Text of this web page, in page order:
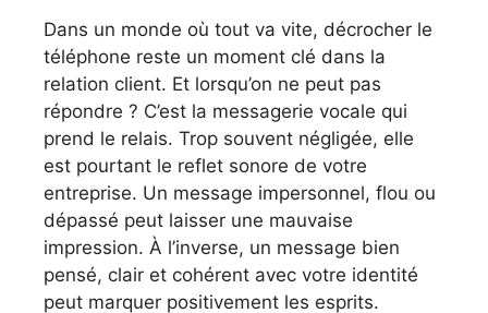
Dans un monde où tout va vite, décrocher le
téléphone reste un moment clé dans la
relation client. Et lorsqu’on ne peut pas
répondre ? C’est la messagerie vocale qui
prend le relais. Trop souvent négligée, elle
est pourtant le reflet sonore de votre
entreprise. Un message impersonnel, flou ou
dépassé peut laisser une mauvaise
impression. À l’inverse, un message bien
pensé, clair et cohérent avec votre identité
peut marquer positivement les esprits.